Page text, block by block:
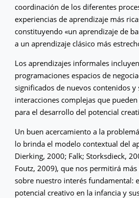
coordinación de los diferentes
experiencias de aprendizaje más
constituyendo «un aprendizaje de
a un aprendizaje clásico más
Los aprendizajes informales
programaciones espacios de
significados de nuevos contenidos y
interacciones complejas que
para el desarrollo del potencial
Un buen acercamiento a la
lo brinda el modelo contextual del
Dierking, 2000; Falk; Storksdieck,
Foutz, 2009), que nos permitirá
sobre nuestro interés fundamental:
potencial creativo en la infancia y